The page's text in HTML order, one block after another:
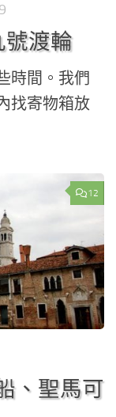
渡輪
時間。我們
找寄物箱放
12
、聖馬可